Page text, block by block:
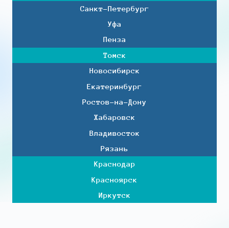
Санкт-Петербург
Уфа
Пенза
Томск
Новосибирск
Екатеринбург
Ростов-на-Дону
Хабаровск
Владивосток
Рязань
Краснодар
Красноярск
Иркутск